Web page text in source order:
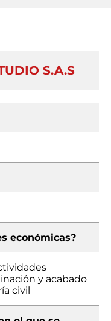
S.A.S
económicas?
y acabado
civil